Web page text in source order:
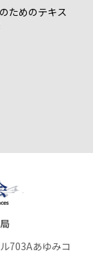
ためのテキス
703Aあゆみコ